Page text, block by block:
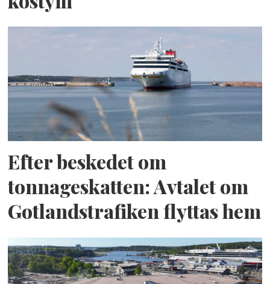
Efter beskedet om
tonnageskatten: Avtalet om
Gotlandstrafiken flyttas hem